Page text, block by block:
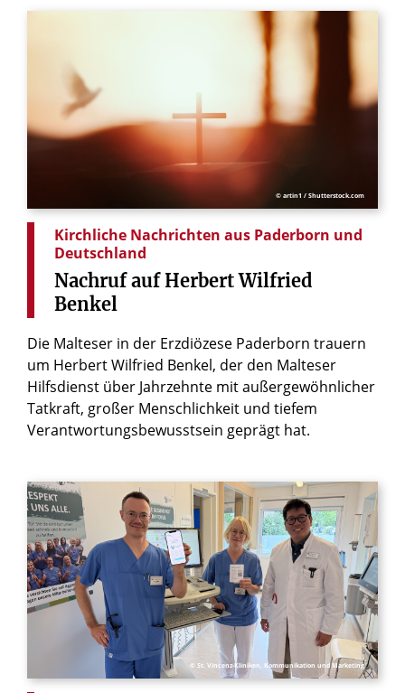
© artin1 / Shutterstock.com
Kirchliche Nachrichten aus Paderborn und
Deutschland
Nachruf auf Herbert Wilfried
Benkel
Die Malteser in der Erzdiözese Paderborn trauern
um Herbert Wilfried Benkel, der den Malteser
Hilfsdienst über Jahrzehnte mit außergewöhnlicher
Tatkraft, großer Menschlichkeit und tiefem
Verantwortungsbewusstsein geprägt hat.
© St. Vincenz-Kliniken, Kommunikation und Marketing